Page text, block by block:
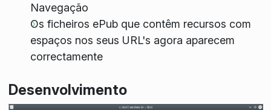
Navegação
Os ficheiros ePub que contêm recursos com
espaços nos seus URL's agora aparecem
correctamente
Desenvolvimento